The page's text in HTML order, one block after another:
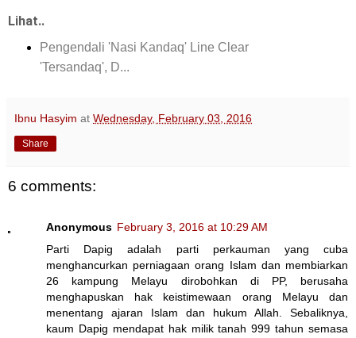
Lihat..
Pengendali 'Nasi Kandaq' Line Clear
'Tersandaq', D...
Ibnu Hasyim at Wednesday, February 03, 2016
Share
6 comments:
Anonymous February 3, 2016 at 10:29 AM
Parti Dapig adalah parti perkauman yang cuba
menghancurkan perniagaan orang Islam dan membiarkan
26 kampung Melayu dirobohkan di PP, berusaha
menghapuskan hak keistimewaan orang Melayu dan
menentang ajaran Islam dan hukum Allah. Sebaliknya,
kaum Dapig mendapat hak milik tanah 999 tahun semasa